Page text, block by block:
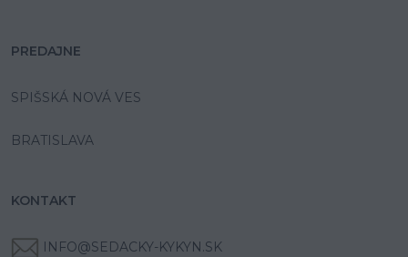
PREDAJNE
SPIŠSKÁ NOVÁ VES
BRATISLAVA
KONTAKT
INFO@SEDACKY-KYKYN.SK